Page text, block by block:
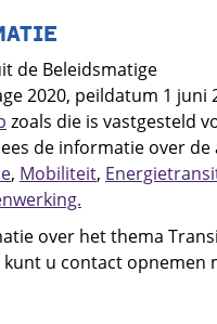
de Beleidsmatige
2020, peildatum 1 juni
zoals die is vastgesteld
de informatie over de
, Mobiliteit,
over het thema
kunt u contact opnemen